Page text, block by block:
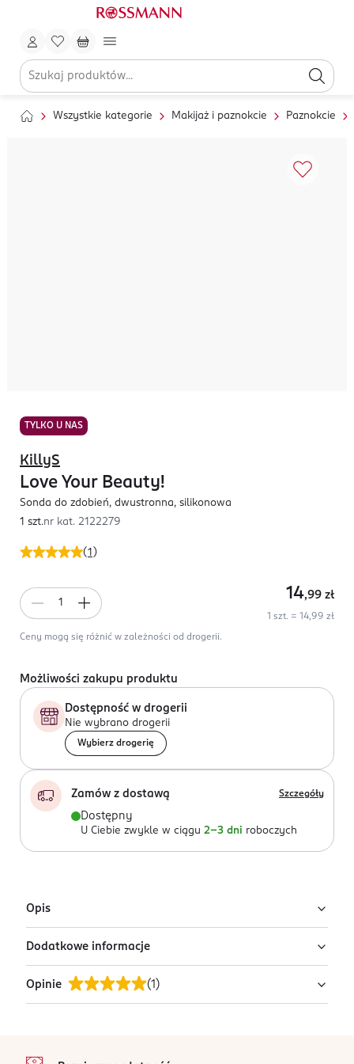
Wszystkie kategorie Makijaż i paznokcie Paznokcie
TYLKO U NAS
(1 )
KillyS
Love Your Beauty!
Sonda do zdobień, dwustronna, silikonowa
1 szt.nr kat. 2122279
14,99 zł
1 szt. = 14,99 zł
Ceny mogą się różnić w zależności od drogerii.
Możliwości zakupu produktu
Dostępność w drogerii
Nie wybrano drogerii
Wybierz drogerię
Zamów z dostawą Szczegóły
Dostępny
U Ciebie zwykle w ciągu 2-3 dni roboczych
Opis
Dwustronna silikonowa sonda do zdobień
paznokci KillyS
Dwustronna sonda do paznokci jest przeznaczona do
Dodatkowe informacje
PRODUCENT/PODMIOT ODPOWIEDZIALNY
INTER-VION SA
Opinie (1 )